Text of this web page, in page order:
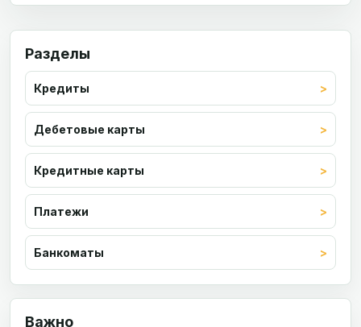
Разделы
Кредиты
Дебетовые карты
Кредитные карты
Платежи
Банкоматы
Важно